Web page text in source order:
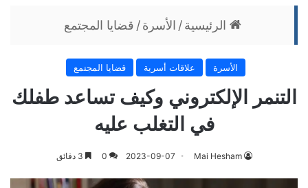
الرئيسية / الأسرة / قضايا المجتمع
الأسرة علاقات أسرية قضايا المجتمع
التنمر الإلكتروني وكيف تساعد طفلك
في التغلب عليه
Mai Hesham
2023-09-07
0